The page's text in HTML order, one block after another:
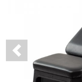
Previous